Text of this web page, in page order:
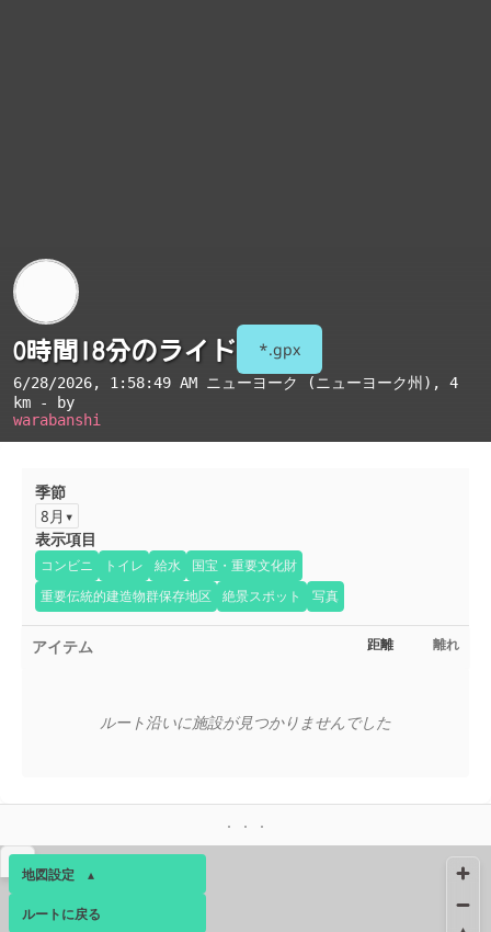
0時間18分のライド *.gpx
6/28/2026, 1:58:49 AM ニューヨーク (ニューヨーク州) , 4
km - by
warabanshi
季節
8月
表示項目
コンビニ トイレ 給水
国宝・重要文化財
重要伝統的建造物群保存地区
絶景スポット 写真
アイテム 距離 離れ
ルート沿いに施設が見つかりませんでした
地図設定 ▴
ベース ▴
ルートに戻る